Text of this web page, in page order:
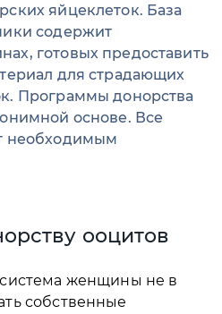
яйцеклеток. База
содержит
готовых предоставить
для страдающих
Программы донорства
основе. Все
необходимым
ооцитов
женщины не в
собственные